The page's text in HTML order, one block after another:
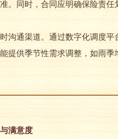
。同时，合同应明确保险责
通渠道。通过数字化调度平
提供季节性需求调整，如雨季
满意度